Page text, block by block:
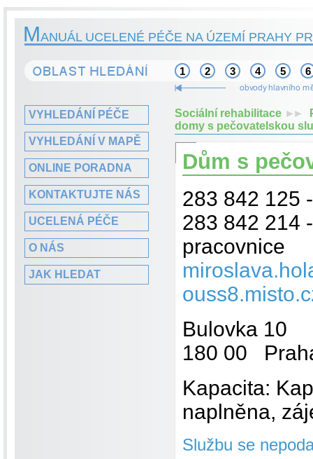
MANUÁL UCELENÉ PÉČE NA ÚZEMÍ PRAHY
1 2 3 4 5 6
VYHLEDÁNÍ PÉČE
VYHLEDÁNÍ V MAPĚ
ONLINE PORADNA
KONTAKTUJTE NÁS
UCELENÁ PÉČE
O NÁS
JAK HLEDAT
Sociální rehabilitace ►►
domy s pečovatelskou
Dům s
283 842 125
283 842 214
pracovnice
Bulovka 10
180 00
Kapacita:
naplněna,
Službu se